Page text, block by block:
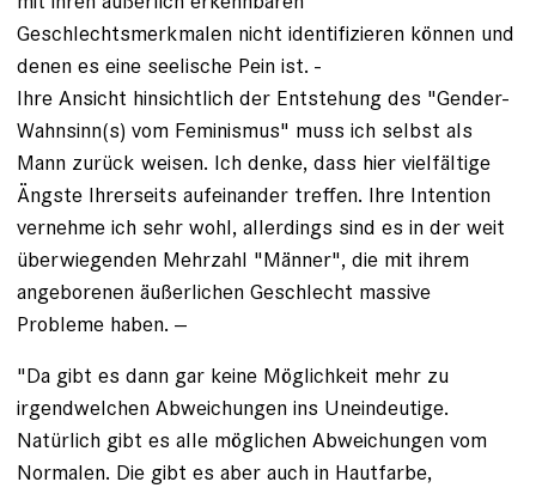
Geschlechtsmerkmalen nicht identifizieren können und
denen es eine seelische Pein ist. -
Ihre Ansicht hinsichtlich der Entstehung des "Gender-
Wahnsinn(s) vom Feminismus" muss ich selbst als
Mann zurück weisen. Ich denke, dass hier vielfältige
Ängste Ihrerseits aufeinander treffen. Ihre Intention
vernehme ich sehr wohl, allerdings sind es in der weit
überwiegenden Mehrzahl "Männer", die mit ihrem
angeborenen äußerlichen Geschlecht massive
Probleme haben. --
"Da gibt es dann gar keine Möglichkeit mehr zu
irgendwelchen Abweichungen ins Uneindeutige.
Natürlich gibt es alle möglichen Abweichungen vom
Normalen. Die gibt es aber auch in Hautfarbe,